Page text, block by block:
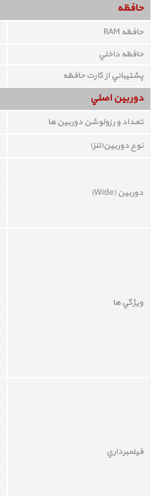
حافظه
حافظه RAM
حافظه داخلي
پشتيباني از کارت حافظه
دوربين اصلي
تعداد و رزولوشن دوربين ها
نوع دوربين(لنز)
دوربين (Wide)
ويژگي ها
فيلمبرداري